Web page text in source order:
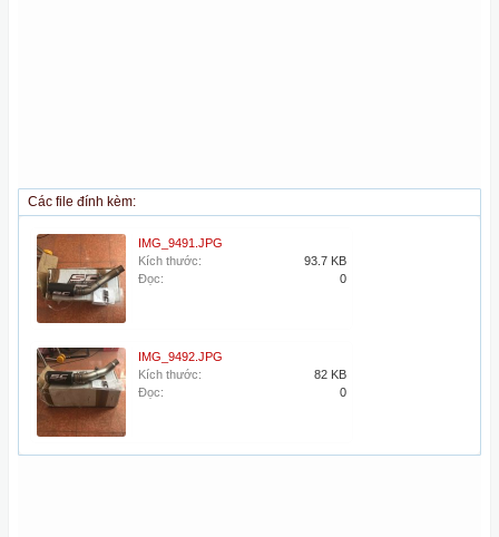
Các file đính kèm:
IMG_9491.JPG
Kích thước:
93.7 KB
Đọc:
0
IMG_9492.JPG
Kích thước:
82 KB
Đọc:
0